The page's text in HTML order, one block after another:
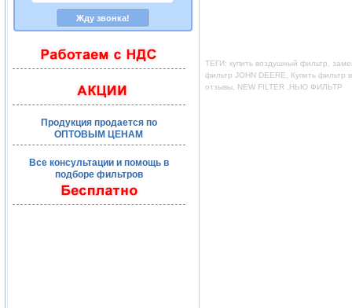
Продукция продается по
ОПТОВЫМ ЦЕНАМ
Все консультации и помощь в
подборе фильтров
ТЕГИ: купить воздушный фильтр,
фильтр JOHN DEERE, Купить фильтр
отзывы, NEW FILTER ,НЬЮ ФИЛЬТР